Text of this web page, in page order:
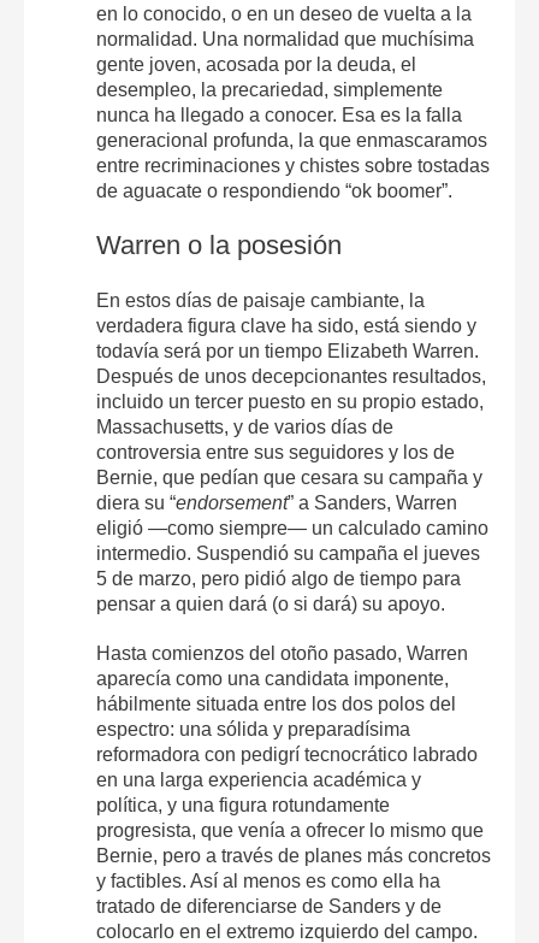
en lo conocido, o en un deseo de vuelta a la
normalidad. Una normalidad que muchísima
gente joven, acosada por la deuda, el
desempleo, la precariedad, simplemente
nunca ha llegado a conocer. Esa es la falla
generacional profunda, la que enmascaramos
entre recriminaciones y chistes sobre tostadas
de aguacate o respondiendo “ok boomer”.
Warren o la posesión
En estos días de paisaje cambiante, la
verdadera figura clave ha sido, está siendo y
todavía será por un tiempo Elizabeth Warren.
Después de unos decepcionantes resultados,
incluido un tercer puesto en su propio estado,
Massachusetts, y de varios días de
controversia entre sus seguidores y los de
Bernie, que pedían que cesara su campaña y
diera su “endorsement” a Sanders, Warren
eligió —como siempre— un calculado camino
intermedio. Suspendió su campaña el jueves
5 de marzo, pero pidió algo de tiempo para
pensar a quien dará (o si dará) su apoyo.
Hasta comienzos del otoño pasado, Warren
aparecía como una candidata imponente,
hábilmente situada entre los dos polos del
espectro: una sólida y preparadísima
reformadora con pedigrí tecnocrático labrado
en una larga experiencia académica y
política, y una figura rotundamente
progresista, que venía a ofrecer lo mismo que
Bernie, pero a través de planes más concretos
y factibles. Así al menos es como ella ha
tratado de diferenciarse de Sanders y de
colocarlo en el extremo izquierdo del campo.